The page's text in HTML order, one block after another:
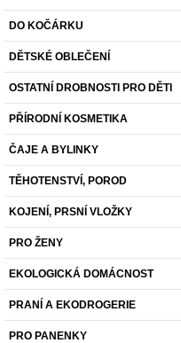
DO KOČÁRKU
DĚTSKÉ OBLEČENÍ
OSTATNÍ DROBNOSTI PRO DĚTI
PŘÍRODNÍ KOSMETIKA
ČAJE A BYLINKY
TĚHOTENSTVÍ, POROD
KOJENÍ, PRSNÍ VLOŽKY
PRO ŽENY
EKOLOGICKÁ DOMÁCNOST
PRANÍ A EKODROGERIE
PRO PANENKY